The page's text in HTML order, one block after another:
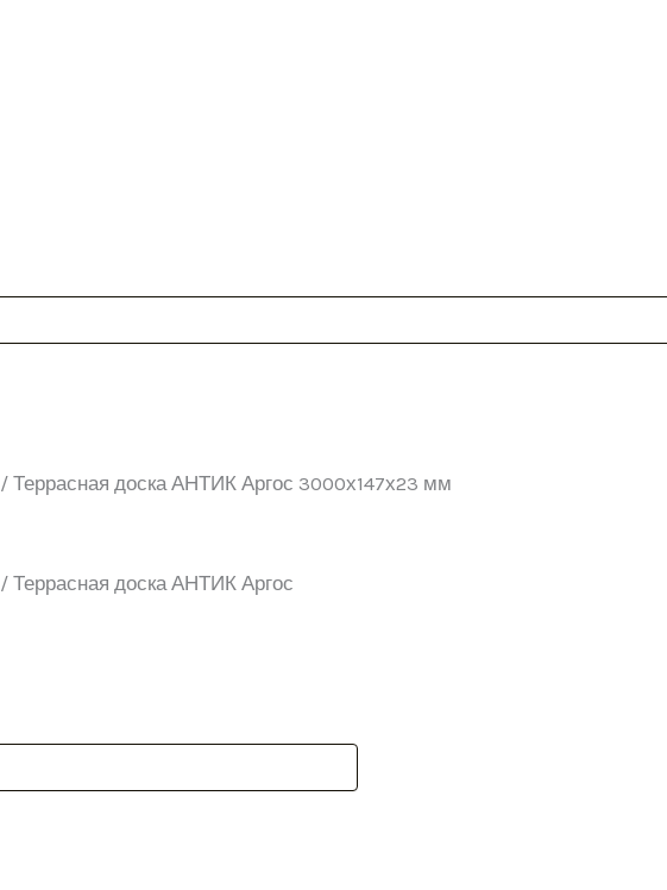
/ Террасная доска АНТИК Аргос 3000х147х23 мм
/ Террасная доска АНТИК Аргос